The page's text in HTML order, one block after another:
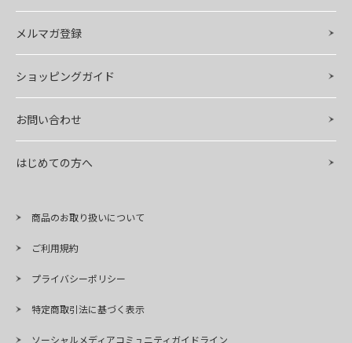
メルマガ登録
ショッピングガイド
お問い合わせ
はじめての方へ
商品のお取り扱いについて
ご利用規約
プライバシーポリシー
特定商取引法に基づく表示
ソーシャルメディアコミュニティガイドライン